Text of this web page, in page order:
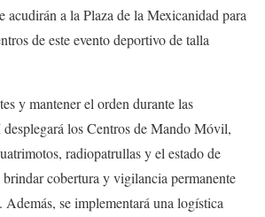
acudirán a la Plaza de la Mexicanidad para
de este evento deportivo de talla
y mantener el orden durante las
los Centros de Mando Móvil,
radiopatrullas y el estado de
brindar cobertura y vigilancia permanente
Además, se implementará una logística